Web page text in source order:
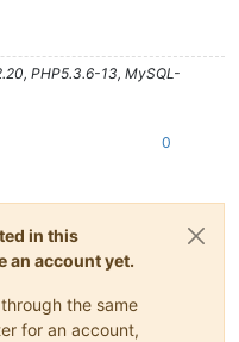
PHP5.3.6-13, MySQL-
0
in this
an account yet.
the same
for an account,